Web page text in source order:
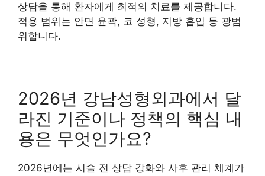
상담을 통해 환자에게 최적의 치료를 제공합니다.
적용 범위는 안면 윤곽, 코 성형, 지방 흡입 등 광범
위합니다.
2026년 강남성형외과에서 달
라진 기준이나 정책의 핵심 내
용은 무엇인가요?
2026년에는 시술 전 상담 강화와 사후 관리 체계가